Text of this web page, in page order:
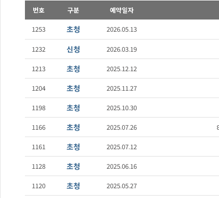
번호 구분 예약일자
1253 초청 2026.05.13
1232 신청 2026.03.19
1213 초청 2025.12.12
1204 초청 2025.11.27
1198 초청 2025.10.30
1166 초청 2025.07.26
1161 초청 2025.07.12
1128 초청 2025.06.16
1120 초청 2025.05.27